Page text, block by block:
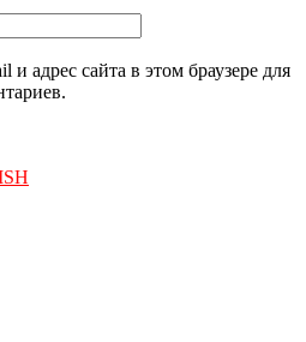
адрес сайта в этом браузере для